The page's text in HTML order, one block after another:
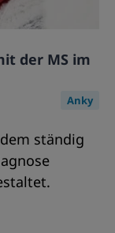
der MS im
Anky
ständig